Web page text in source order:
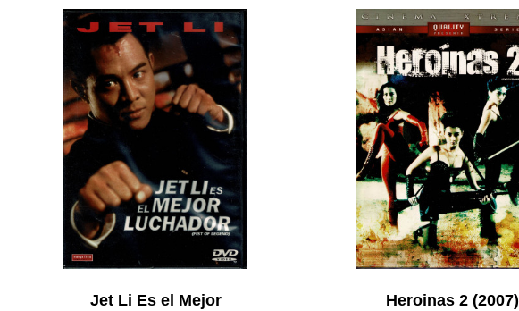
Jet Li Es el Mejor
Heroinas 2 (2007)